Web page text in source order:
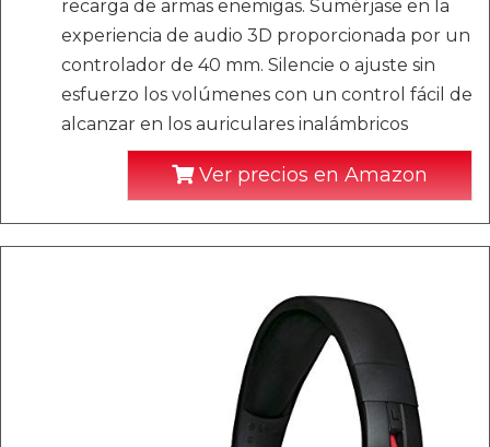
recarga de armas enemigas. Sumérjase en la
experiencia de audio 3D proporcionada por un
controlador de 40 mm. Silencie o ajuste sin
esfuerzo los volúmenes con un control fácil de
alcanzar en los auriculares inalámbricos
Ver precios en Amazon